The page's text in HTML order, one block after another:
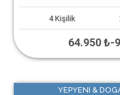
4 Kişilik
64.950 ₺-
YEPYENI &